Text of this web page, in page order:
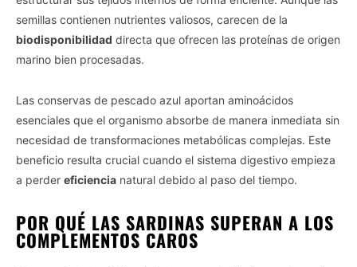
semillas contienen nutrientes valiosos, carecen de la
biodisponibilidad directa que ofrecen las proteínas de origen
marino bien procesadas.
Las conservas de pescado azul aportan aminoácidos
esenciales que el organismo absorbe de manera inmediata sin
necesidad de transformaciones metabólicas complejas. Este
beneficio resulta crucial cuando el sistema digestivo empieza
a perder eficiencia natural debido al paso del tiempo.
POR QUÉ LAS SARDINAS SUPERAN A LOS
COMPLEMENTOS CAROS